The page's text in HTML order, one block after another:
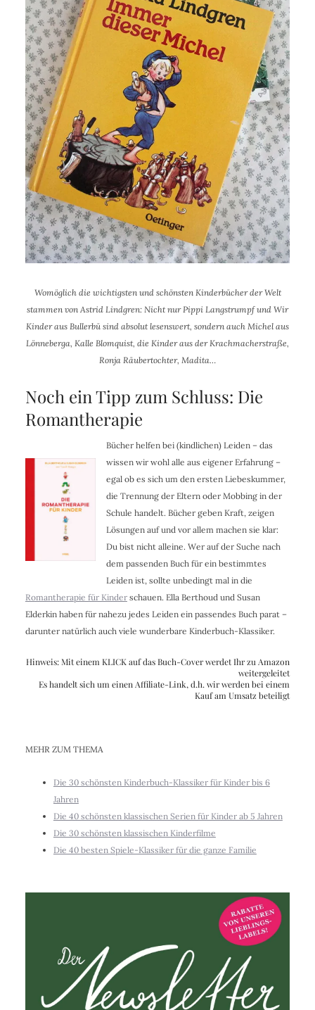
Womöglich die wichtigsten und schönsten Kinderbücher der Welt
stammen von Astrid Lindgren: Nicht nur Pippi Langstrumpf und Wir
Kinder aus Bullerbü sind absolut lesenswert, sondern auch Michel aus
Lönneberga, Kalle Blomquist, die Kinder aus der Krachmacherstraße,
Ronja Räubertochter, Madita…
Noch ein Tipp zum Schluss: Die
Romantherapie
Bücher helfen bei (kindlichen) Leiden – das
wissen wir wohl alle aus eigener Erfahrung –
egal ob es sich um den ersten Liebeskummer,
die Trennung der Eltern oder Mobbing in der
Schule handelt. Bücher geben Kraft, zeigen
Lösungen auf und vor allem machen sie klar:
Du bist nicht alleine. Wer auf der Suche nach
dem passenden Buch für ein bestimmtes
Leiden ist, sollte unbedingt mal in die
Romantherapie für Kinderschauen. Ella Berthoud und Susan
Elderkin haben für nahezu jedes Leiden ein passendes Buch parat –
darunter natürlich auch viele wunderbare Kinderbuch-Klassiker.
Hinweis: Mit einem KLICK auf das Buch-Cover werdet Ihr zu Amazon
weitergeleitet
Es handelt sich um einen Affiliate-Link, d.h. wir werden bei einem
Kauf am Umsatz beteiligt
MEHR ZUM THEMA
Die 30 schönsten Kinderbuch-Klassiker für Kinder bis 6
Jahren
Die 40 schönsten klassischen Serien für Kinder ab 5 Jahren
Die 30 schönsten klassischen Kinderfilme
Die 40 besten Spiele-Klassiker für die ganze Familie